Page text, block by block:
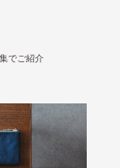
でご紹介